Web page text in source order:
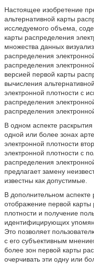
Настоящее изобретение
альтернативной карты
исследуемого объема,
карты распределения
множества данных
распределения
распределения
версией первой карты
вычисления
электронной плотности с
распределения
распределения
В одном аспекте
одной или более зонах
электронной плотности
электронной плотности с
распределения
предлагает замену
известны как допустимые.
В дополнительном аспекте
отображение первой карты
плотности и получение
идентифицирующих
Это позволяет
с его субъективным
более зон первой карты
очерчивать эти одну или